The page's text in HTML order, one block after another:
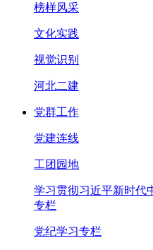
榜样风采
文化实践
视觉识别
河北二建
党群工作
党建连线
工团园地
学习贯彻习近平新时代
专栏
党纪学习专栏